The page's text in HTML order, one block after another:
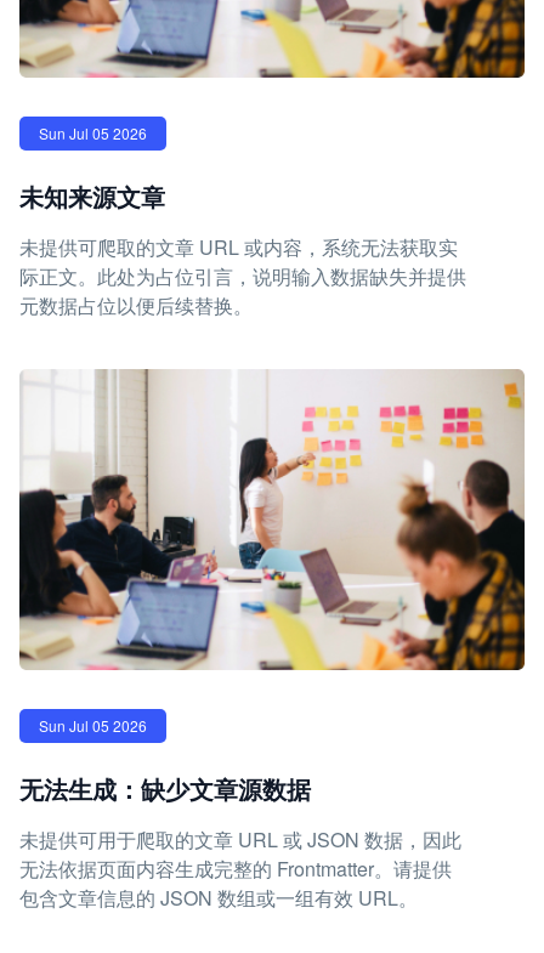
Sun Jul 05 2026
未知来源文章
未提供可爬取的文章 URL 或内容，系统无法获取实
际正文。此处为占位引言，说明输入数据缺失并提供
元数据占位以便后续替换。
Sun Jul 05 2026
无法生成：缺少文章源数据
未提供可用于爬取的文章 URL 或 JSON 数据，因此
无法依据页面内容生成完整的 Frontmatter。请提供
包含文章信息的 JSON 数组或一组有效 URL。